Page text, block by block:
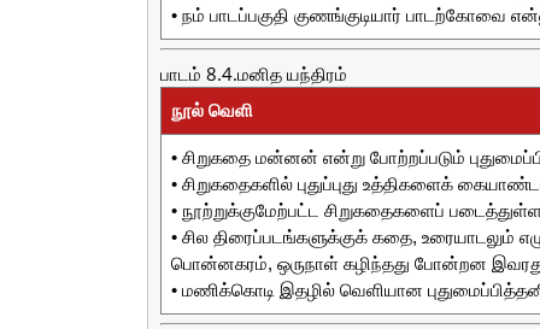
• நம் பாடப்பகுதி குணங்குடியார் பாடற்கோவை
பாடம் 8.4.மனித யந்திரம்
நூல் வெளி
• சிறுகதை மன்னன் என்று போற்றப்படும்
• சிறுகதைகளில் புதுப்புது உத்திகளைக்
• நூற்றுக்குமேற்பட்ட சிறுகதைகளைப்
• சில திரைப்படங்களுக்குக் கதை, உரையாடலும்
பொன்னகரம், ஒருநாள் கழிந்தது போன்றன
• மணிக்கொடி இதழில் வெளியான